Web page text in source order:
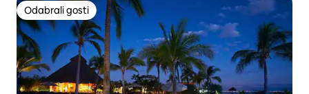
Odabrali gosti
Odabrali gosti